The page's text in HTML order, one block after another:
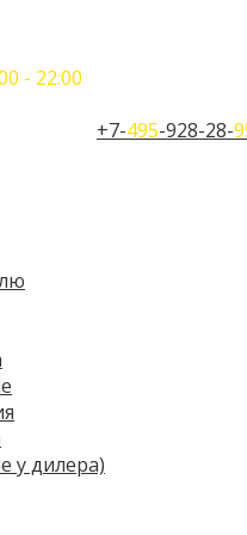
- 22:00
+7-495-928-28-
у дилера)